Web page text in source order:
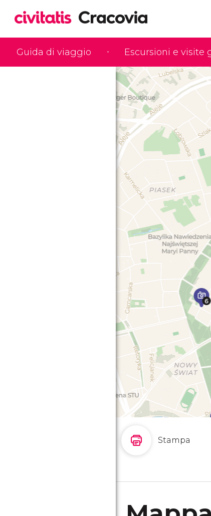
Guida di viaggio Escursioni e visite
Stampa